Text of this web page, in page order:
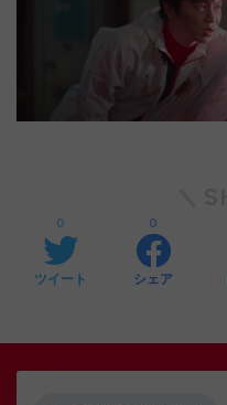
ツイート
0
シェア
0